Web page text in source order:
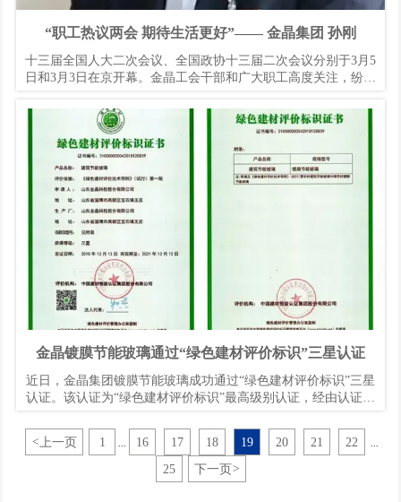
“职工热议两会 期待生活更好”—— 金晶集团 孙刚
十三届全国人大二次会议、全国政协十三届二次会议分别于3月5
日和3月3日在京开幕。金晶工会干部和广大职工高度关注，纷纷
精神，对**所作的政府工作报告反响热烈。
金晶镀膜节能玻璃通过“绿色建材评价标识”三星认证
近日，金晶集团镀膜节能玻璃成功通过“绿色建材评价标识”三星
认证。该认证为“绿色建材评价标识”最高级别认证，经由认证机
等一系列严格的认证流程，历时近3个月时间完成认证，证书由中
国建材检验认证集团股份有限公司颁发。
<上一页 1 ... 16 17 18 19 20 21 22 ...
25 下一页 >